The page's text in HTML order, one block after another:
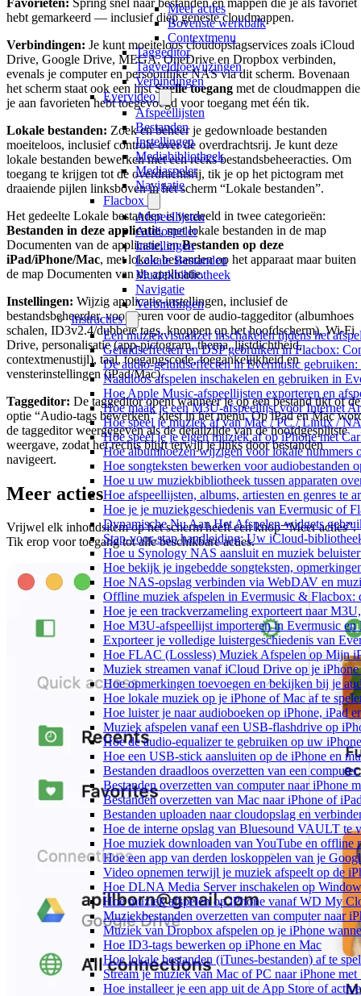
Meer acties
Bovenste werkbalk
Contextmenu
Taggeditor
Tagveldtoewijzingen
Verbindingen
Evervideo
Afspeellijsten
Bestanden
Instellingen
Mediabibliotheek
Mediaspeler
Navigatie
Flacbox
Afspeellijsten
Audiospeler
Instellingen
Lokale Bestanden
Muziekbibliotheek
Navigatie
Verbindingen
Instructies
Een muziekvisualizer inschakelen tijdens het
Geluidseffecten en DSP gebruiken in Flacbox:
De audio-geluidseffecten in Evermusic
Naadloos afspelen inschakelen en gebruiken in
Hoe Apple Music-afspeellijsten exporteren en
Hoe maak je een M3U-afspeellijst voor Internet
Hoe speel je muziek af van Mac / PC / Linux /
Hoe speel je je eigen muziek af op iPhone met
Hoe albumhoezen wijzigen voor lokale nummers
Hoe songteksten bewerken voor audiobestanden
Hoe u uw muziekbibliotheek tussen apparaten
Hoe afspeellijsten, albums, artiesten en genres te
Hoe je je muziekgeschiedenis van Evermusic of
Dynamische Nu Aan Het Afspelen-widgets
Stap-voor-stap handleiding: Uw iCloud-
Hoe u Synology NAS aansluit en muziek
Hoe bekijk je ingebedde songteksten,
Hoe NAS-opslag verbinden via WebDAV en
Offline muziek afspelen in Evermusic & Flacbox:
Hoe je een trackverzameling exporteert naar
Hoe M3U-afspeellijst importeren in Evermusic en
Exporteer je volledige luistergeschiedenis van
Hoe FLAC (Lossless) Muziek Afspelen op Mijn
Muziek streamen vanaf iCloud Drive op je
Hoe opmerkingen toevoegen en bekijken bij je
Hoe lokale muziek op je iPhone of Mac af te
Hoe luister je naar audioboeken op iPhone, iPad
Muziek afspelen vanaf een USB-flashdrive op
Hoe de audio-equalizer te gebruiken op uw
Hoe een USB-stick aansluiten op de iPhone en
Bestanden draadloos overzetten van een
Bestanden overzetten van computer naar iPhone
Bestanden overzetten van Mac naar iPhone of
Bestanden uploaden naar cloudopslag en
Hoe de interne opslag van Bluesound VAULT te
Hoe muziek downloaden van YouTube en offline
Hoe een app van derden loskoppelen van je
Video opnemen terwijl je muziek afspeelt op de
Hoe DLNA Media Server inschakelen op
Hoe muziek afspelen op iPhone vanaf WD My
Muziekbestanden overzetten van computer naar
Muziek van Dropbox afspelen op je iPhone
Hoe ID3-tags bewerken op iPhone en Mac
Hoe lokale bestanden (iTunes-bestanden) af te
Stream je muziek van Mac of PC naar iPhone
Hoe installeer je een app uit de App Store of
hebt gemarkeerd — inclusief diep geneste cloudmappen.
Verbindingen: Je kunt moeiteloos cloudopslagservices zoals iCloud
Drive, Google Drive, MEGA, OneDrive en Dropbox verbinden,
evenals je computer en persoonlijke NAS via dit scherm. Bovenaan
het scherm staat ook een lijstSnelle toegang met de cloudmappen die
je aan favorieten hebt toegevoegd voor toegang met één tik.
Lokale bestanden: Zoek en beheer je gedownloade bestanden
moeiteloos, inclusief controle over de overdrachtsrij. Je kunt deze
lokale bestanden bewerken met een reeks bestandsbeheeracties. Om
toegang te krijgen tot de overdrachtsrij, tik je op het pictogram met
draaiende pijlen linksboven in het scherm “Lokale bestanden”.
Het gedeelte Lokale bestanden is verdeeld in twee categorieën:
Bestanden in deze applicatie, met lokale bestanden in de map
Documenten van de applicatie, enBestanden op deze
iPad/iPhone/Mac, met lokale bestanden op het apparaat maar buiten
de map Documenten van de applicatie.
Instellingen: Wijzig applicatie-instellingen, inclusief de
bestandsbeheerder, voorkeuren voor de audio-taggeditor (albumhoes
schalen, ID3v2.4/dubbele tags, knoppen op het hoofdscherm), Wi-Fi
Drive, personalisatie (app-pictogram, thema, lijstdichtheid,
contextmenustijl), taal, toegangscode, toegankelijkheid en
vensterinstellingen (iPad/Mac).
Taggeditor: De taggeditor opent wanneer je op een bestand tikt of de
optie “Audio-tags bewerken” kiest in het menu. Op iPad en Mac
de taggeditor weergegeven als de detailzijde van de hoofdgesplitste
weergave, zodat het rechts blijft terwijl je links door bestanden
navigeert.
Meer acties
Vrijwel elk inhoudsitem op het scherm heeft een knop “Meer acties”.
Tik erop voor toegang tot alle beschikbare acties.